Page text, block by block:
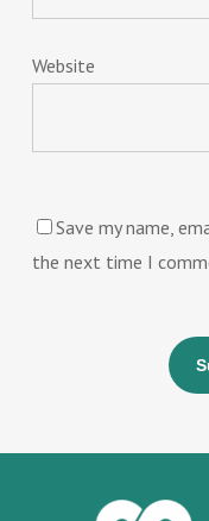
Website
Save my name,
the next time I